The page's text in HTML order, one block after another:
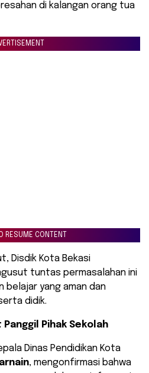
di kalangan orang tua
RESUME CONTENT
Disdik Kota Bekasi
tuntas permasalahan ini
belajar yang aman dan
didik.
Pihak Sekolah
Dinas Pendidikan Kota
, mengonfirmasi bahwa